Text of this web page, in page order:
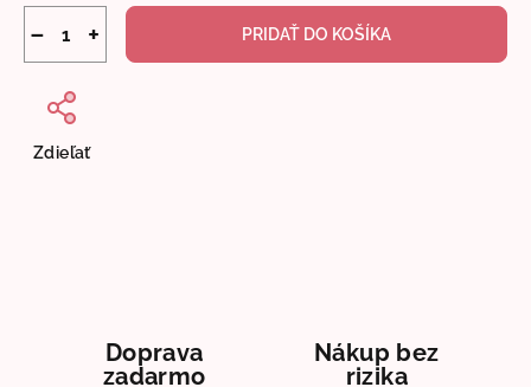
+
− PRIDAŤ DO KOŠÍKA
Zdieľať
Doprava
zadarmo
Nákup bez
rizika